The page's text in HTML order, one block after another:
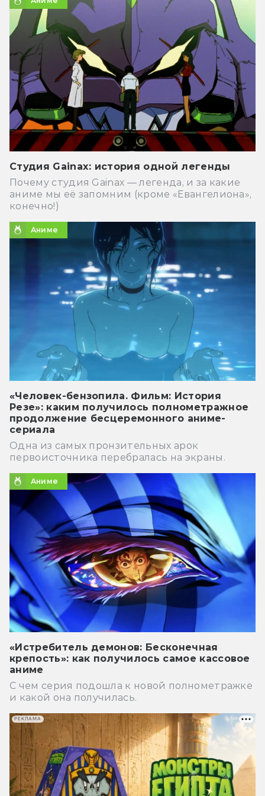
Студия Gainax: история одной легенды
Почему студия Gainaх — легенда, и за какие
аниме мы её запомним (кроме «Евангелиона»,
конечно!)
Аниме
«Человек-бензопила. Фильм: История
Резе»: каким получилось полнометражное
продолжение бесцеремонного аниме-
сериала
Одна из самых пронзительных арок
первоисточника перебралась на экраны.
Аниме
«Истребитель демонов: Бесконечная
крепость»: как получилось самое кассовое
аниме
С чем серия подошла к новой полнометражке
и какой она получилась.
РЕКЛАМА